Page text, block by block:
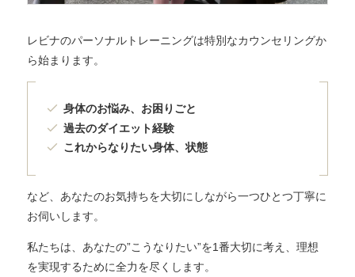
レビナのパーソナルトレーニングは特別なカウンセリングか
ら始まります。
身体のお悩み、お困りごと
過去のダイエット経験
これからなりたい身体、状態
など、あなたのお気持ちを大切にしながら一つひとつ丁寧に
お伺いします。
私たちは、あなたの”こうなりたい”を1番大切に考え、理想
を実現するために全力を尽くします。